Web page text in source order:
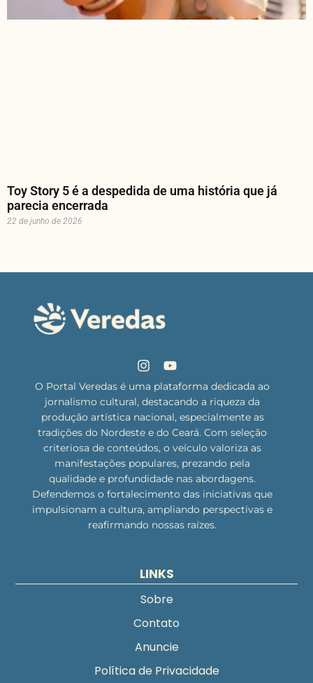
Toy Story 5 é a despedida de uma história que já
parecia encerrada
22 de junho de 2026
O Portal Veredas é uma plataforma dedicada ao
jornalismo cultural, destacando a riqueza da
produção artística nacional, especialmente as
tradições do Nordeste e do Ceará. Com seleção
criteriosa de conteúdos, o veículo valoriza as
manifestações populares, prezando pela
qualidade e profundidade nas abordagens.
Defendemos o fortalecimento das iniciativas que
impulsionam a cultura, ampliando perspectivas e
reafirmando nossas raízes.
LINKS
Sobre
Contato
Anuncie
Política de Privacidade